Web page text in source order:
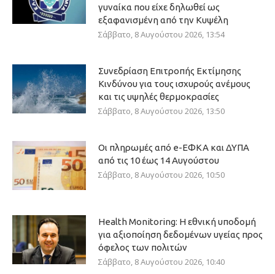
γυναίκα που είχε δηλωθεί ως
εξαφανισμένη από την Κυψέλη
Σάββατο, 8 Αυγούστου 2026, 13:54
Συνεδρίαση Επιτροπής Εκτίμησης
Κινδύνου για τους ισχυρούς ανέμους
και τις υψηλές θερμοκρασίες
Σάββατο, 8 Αυγούστου 2026, 13:50
Οι πληρωμές από e-ΕΦΚΑ και ΔΥΠΑ
από τις 10 έως 14 Αυγούστου
Σάββατο, 8 Αυγούστου 2026, 10:50
Health Monitoring: Η εθνική υποδομή
για αξιοποίηση δεδομένων υγείας προς
όφελος των πολιτών
Σάββατο, 8 Αυγούστου 2026, 10:40